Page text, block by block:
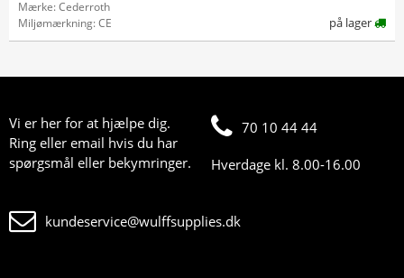
Mærke: Cederroth
Miljømærkning: CE
på lager
Vi er her for at hjælpe dig.
Ring eller email hvis du har
spørgsmål eller bekymringer.
70 10 44 44
Hverdage kl. 8.00-16.00
kundeservice@wulffsupplies.dk